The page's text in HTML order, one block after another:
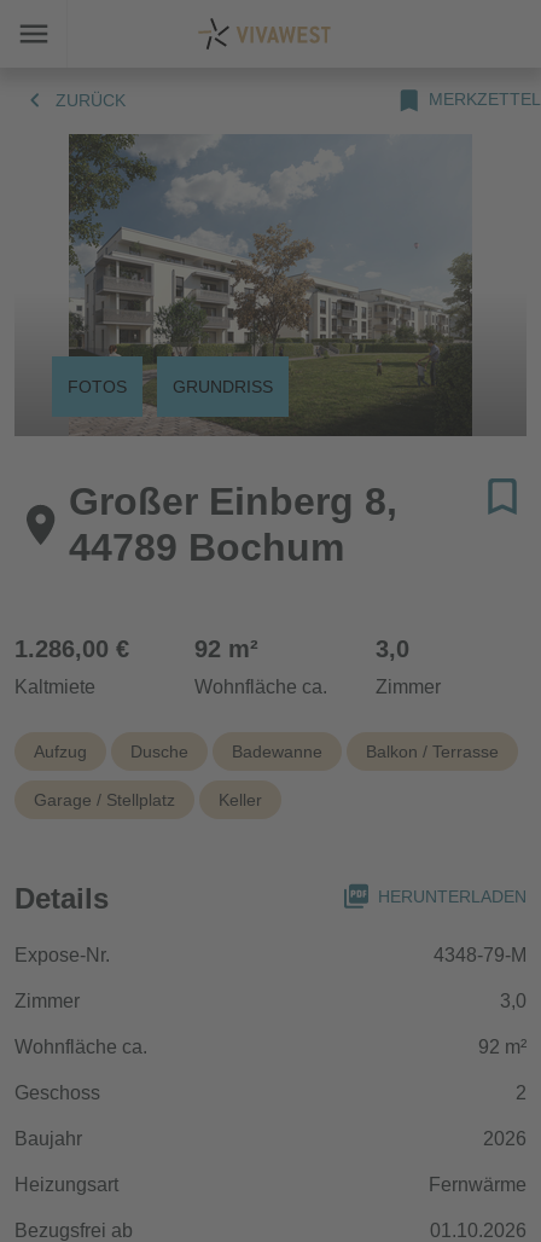
ZURÜCK MERKZETTEL
FOTOS GRUNDRISS
Großer Einberg 8,
44789 Bochum
Kaltmiete
1.286,00 €
Wohnfläche ca.
92 m²
Zimmer
3,0
Aufzug Dusche Badewanne Balkon / Terrasse
Garage / Stellplatz Keller
Details HERUNTERLADEN
Expose-Nr. 4348-79-M
Zimmer 3,0
Wohnfläche ca. 92 m²
Geschoss 2
Baujahr 2026
Heizungsart Fernwärme
Bezugsfrei ab 01.10.2026